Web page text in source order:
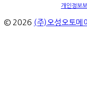
개인정보
© 2026 (주)오성오토메